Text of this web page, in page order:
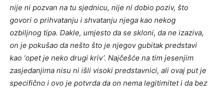
nije ni pozvan na tu sjednicu, nije ni dobio poziv, što
govori o prihvatanju i shvatanju njega kao nekog
ozbiljnog tipa. Dakle, umjesto da se skloni, da ne izaziva,
on je pokušao da nešto što je njegov gubitak predstavi
kao ‘opet je neko drugi kriv’. Najčešće na tim jesenjim
zasjedanjima nisu ni išli visoki predstavnici, ali ovaj put je
specifično i ovo je potvrda da on nema legitimitet i da bez